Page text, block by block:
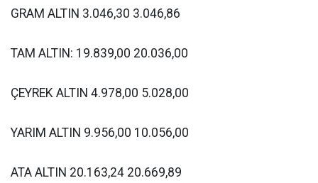
GRAM ALTIN 3.046,30 3.046,86
TAM ALTIN: 19.839,00 20.036,00
ÇEYREK ALTIN 4.978,00 5.028,00
YARIM ALTIN 9.956,00 10.056,00
ATA ALTIN 20.163,24 20.669,89